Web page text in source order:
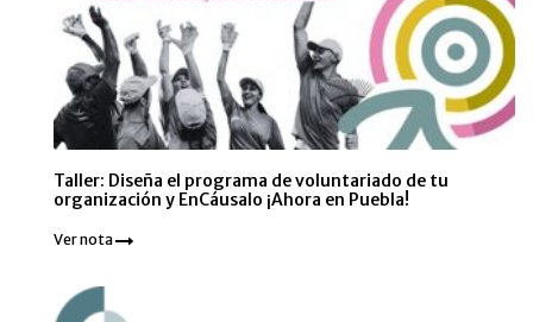
Taller: Diseña el programa de voluntariado de tu
organización y EnCáusalo ¡Ahora en Puebla!
Ver nota